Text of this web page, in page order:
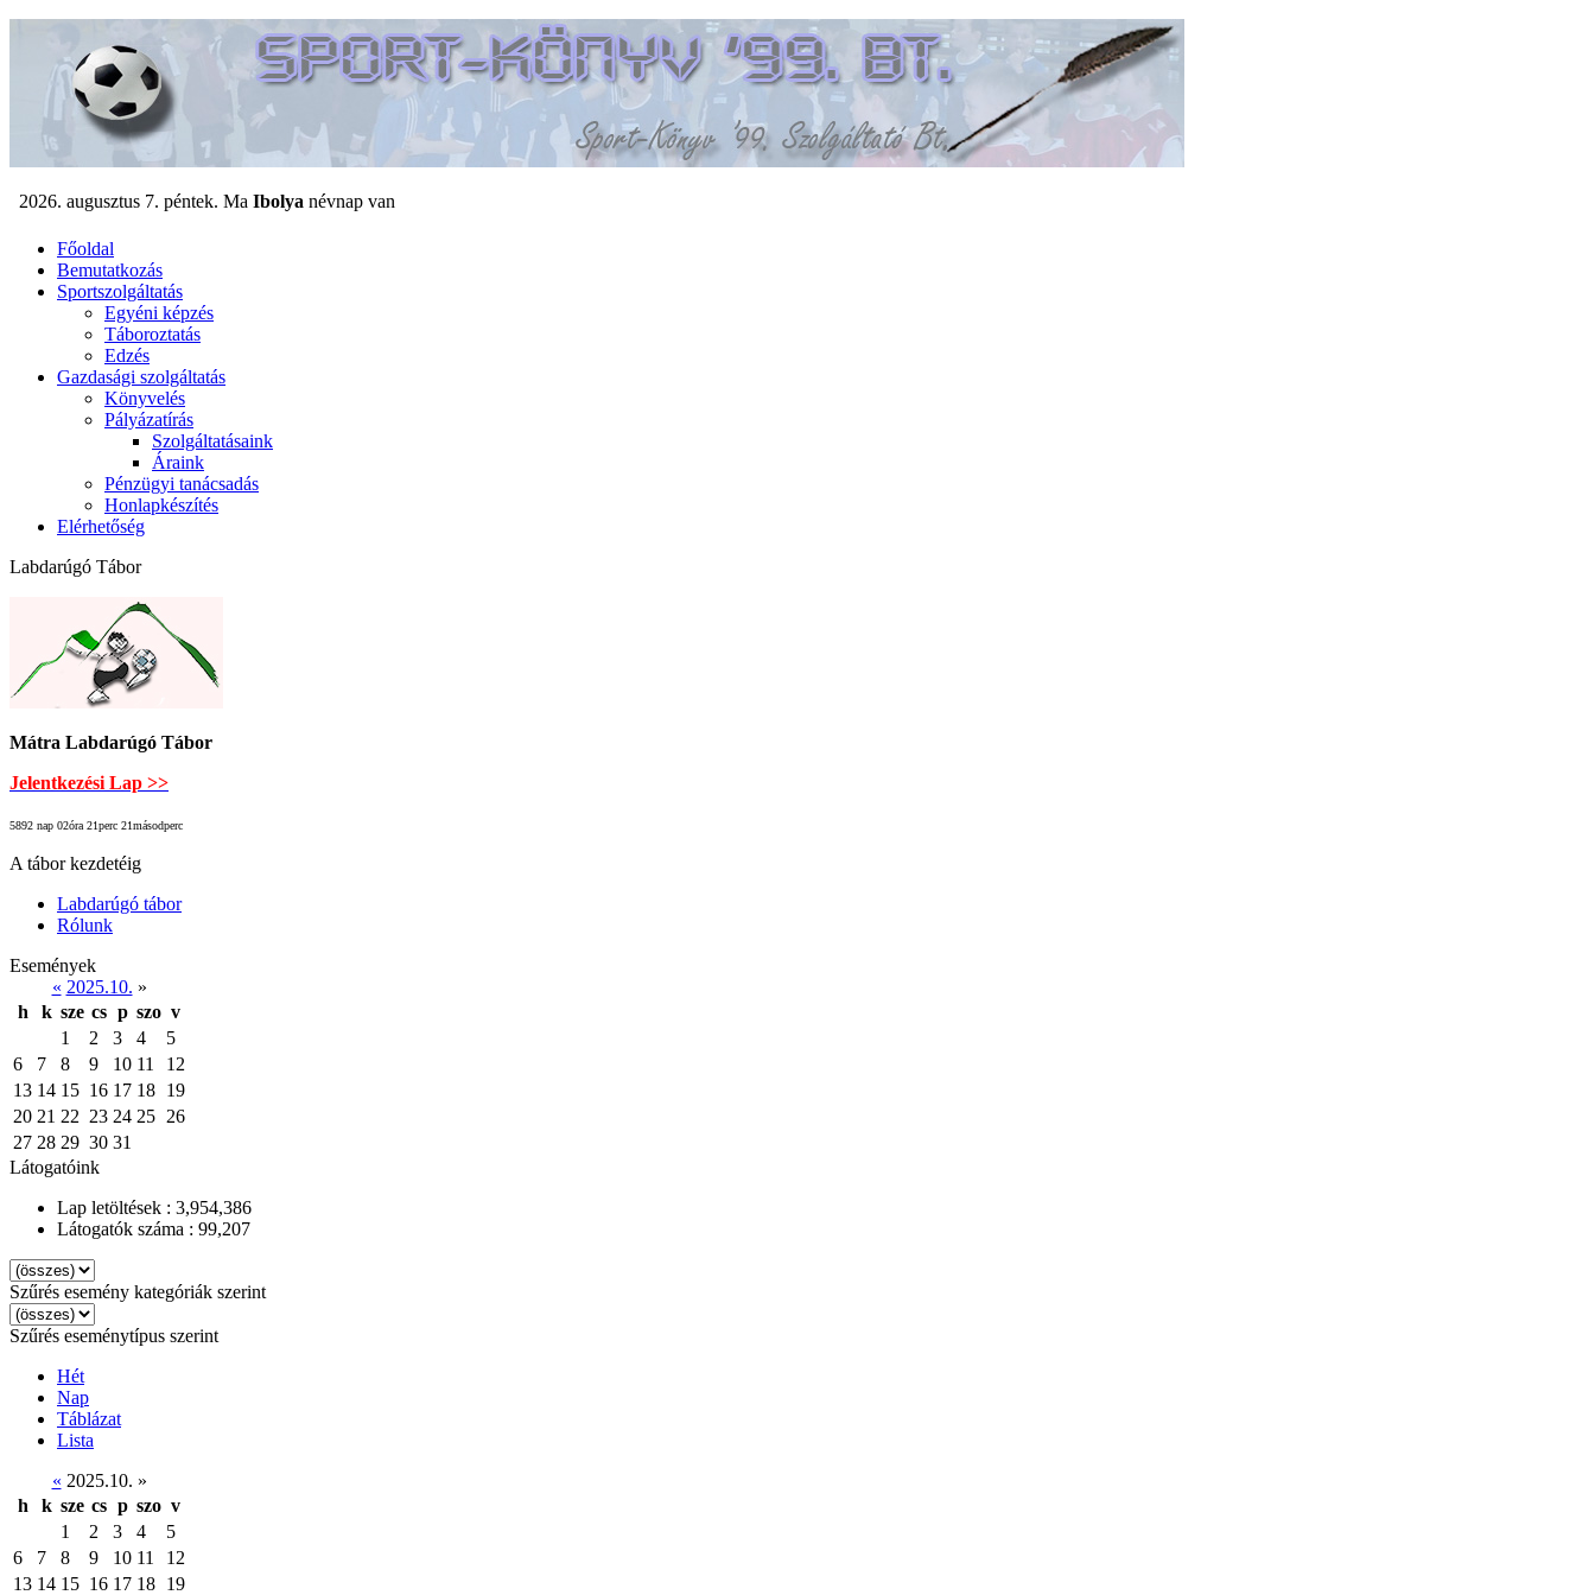
Főoldal
Bemutatkozás
Sportszolgáltatás
Egyéni képzés
Táboroztatás
Edzés
Gazdasági szolgáltatás
Könyvelés
Pályázatírás
Szolgáltatásaink
Áraink
Pénzügyi tanácsadás
Honlapkészítés
Elérhetőség
Labdarúgó Tábor
Mátra Labdarúgó Tábor
Jelentkezési Lap >>
5892 nap 02óra 21perc 21másodperc
A tábor kezdetéig
Labdarúgó tábor
Rólunk
Események
« 2025.10. »
h
k sze cs p szo v
1
2 3 4
5
6
7 8 9 10 11
12
13 14 15 16 17 18 19
20 21 22 23 24 25 26
27 28 29 30 31
Látogatóink
Lap letöltések : 3,954,386
Látogatók száma : 99,207
Szűrés esemény kategóriák szerint
Szűrés eseménytípus szerint
Hét
Nap
Táblázat
Lista
« 2025.10. »
h
k sze cs p szo v
1
2 3 4
5
6
7 8 9 10 11
12
13 14 15 16 17 18 19